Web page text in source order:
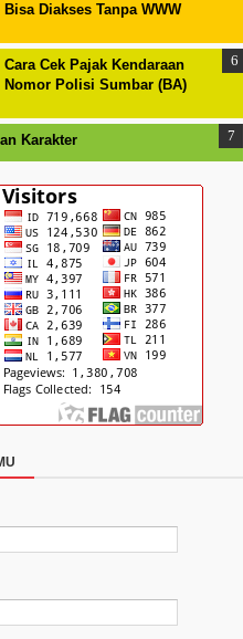
Bisa Diakses Tanpa WWW
Cara Cek Pajak Kendaraan
Nomor Polisi Sumbar (BA)
Karakter